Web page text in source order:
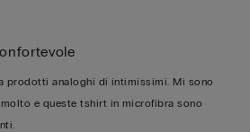
prodotti analoghi di intimissimi. Mi sono
e queste tshirt in microfibra sono